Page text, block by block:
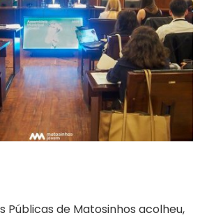
Públicas de Matosinhos acolheu,